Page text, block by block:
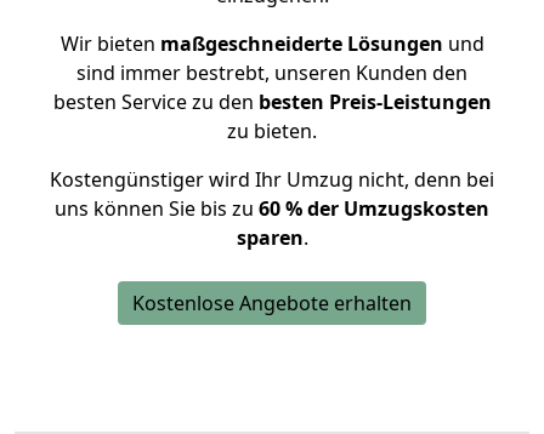
Wir bieten maßgeschneiderte Lösungen und
sind immer bestrebt, unseren Kunden den
besten Service zu den besten Preis-Leistungen
zu bieten.
Kostengünstiger wird Ihr Umzug nicht, denn bei
uns können Sie bis zu 60 % der Umzugskosten
sparen.
Kostenlose Angebote erhalten